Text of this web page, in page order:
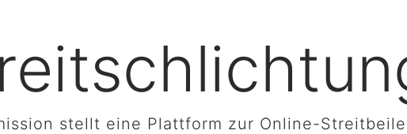
stellt eine Plattform zur Online-